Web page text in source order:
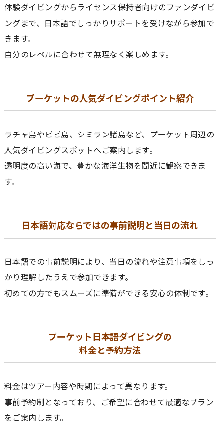
体験ダイビングからライセンス保持者向けのファンダイビ
ングまで、日本語でしっかりサポートを受けながら参加で
きます。
自分のレベルに合わせて無理なく楽しめます。
プーケットの人気ダイビングポイント紹介
ラチャ島やピピ島、シミラン諸島など、プーケット周辺の
人気ダイビングスポットへご案内します。
透明度の高い海で、豊かな海洋生物を間近に観察できま
す。
日本語対応ならではの事前説明と当日の流れ
日本語での事前説明により、当日の流れや注意事項をしっ
かり理解したうえで参加できます。
初めての方でもスムーズに準備ができる安心の体制です。
プーケット日本語ダイビングの
料金と予約方法
料金はツアー内容や時期によって異なります。
事前予約制となっており、ご希望に合わせて最適なプラン
をご案内します。